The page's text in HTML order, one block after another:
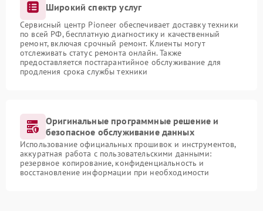
Широкий спектр услуг
Сервисный центр Pioneer обеспечивает доставку техники
по всей РФ, бесплатную диагностику и качественный
ремонт, включая срочный ремонт. Клиенты могут
отслеживать статус ремонта онлайн. Также
предоставляется постгарантийное обслуживание для
продления срока службы техники
Оригинальные программные решение и
безопасное обслуживание данных
Использование официальных прошивок и инструментов,
аккуратная работа с пользовательскими данными:
резервное копирование, конфиденциальность и
восстановление информации при необходимости